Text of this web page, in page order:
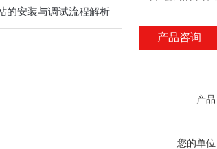
的安装与调试流程解析
产品咨询
产品
您的单位